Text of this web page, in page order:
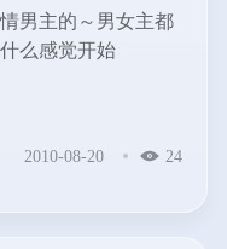
男主的～男女主都
么感觉开始
2010-08-20 24